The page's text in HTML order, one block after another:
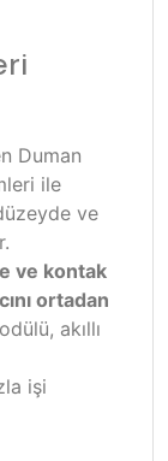
Duman
ile
ve
ve kontak
ortadan
akıllı
işi